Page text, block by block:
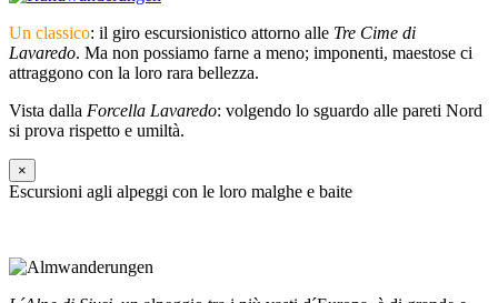
Un classico: il giro escursionistico attorno alle Tre Cime di
Lavaredo. Ma non possiamo farne a meno; imponenti, maestose ci
attraggono con la loro rara bellezza.
Vista dalla Forcella Lavaredo: volgendo lo sguardo alle pareti Nord
si prova rispetto e umiltà.
×
Escursioni agli alpeggi con le loro malghe e baite